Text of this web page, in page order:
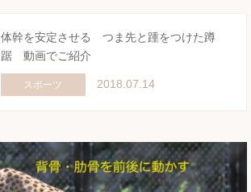
体幹を安定させる つま先と踵をつけた蹲
踞 動画でご紹介
スポーツ 2018.07.14